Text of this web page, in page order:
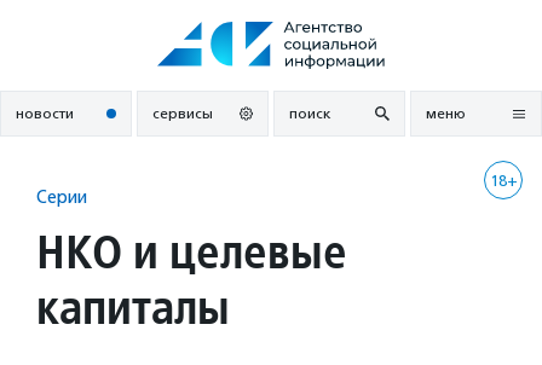
новости сервисы поиск меню
18+
Серии
НКО и целевые
капиталы